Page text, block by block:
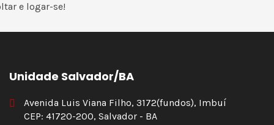
e logar-se!
Unidade Salvador/BA
Avenida Luis Viana Filho, 3172(fundos), Imbuí
CEP: 41720-200, Salvador - BA